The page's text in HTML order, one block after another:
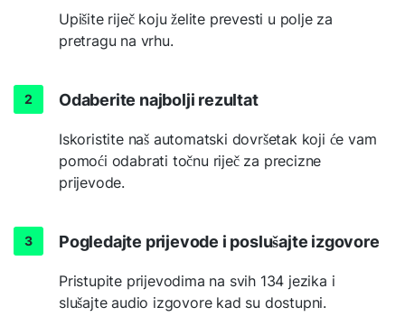
Upišite riječ koju želite prevesti u polje za
pretragu na vrhu.
Odaberite najbolji rezultat
Iskoristite naš automatski dovršetak koji će vam
pomoći odabrati točnu riječ za precizne
prijevode.
Pogledajte prijevode i poslušajte izgovore
Pristupite prijevodima na svih 134 jezika i
slušajte audio izgovore kad su dostupni.